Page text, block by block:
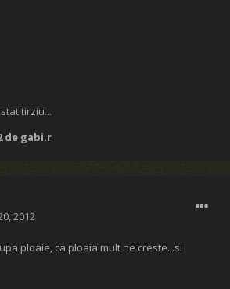
tirziu...
de gabi.r
2012
ploaie, ca ploaia mult ne creste...si